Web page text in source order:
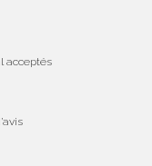
acceptés